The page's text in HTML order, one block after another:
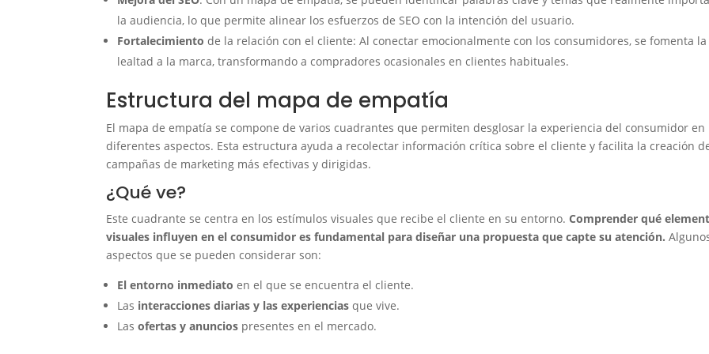
la audiencia, lo que permite alinear los esfuerzos de SEO con la intención del usuario.
Fortalecimiento de la relación con el cliente: Al conectar emocionalmente con los consumidores, se fomenta la
lealtad a la marca, transformando a compradores ocasionales en clientes habituales.
Estructura del mapa de empatía
El mapa de empatía se compone de varios cuadrantes que permiten desglosar la experiencia del consumidor en
diferentes aspectos. Esta estructura ayuda a recolectar información crítica sobre el cliente y facilita la creación
campañas de marketing más efectivas y dirigidas.
¿Qué ve?
Este cuadrante se centra en los estímulos visuales que recibe el cliente en su entorno.Comprender qué
visuales influyen en el consumidor es fundamental para diseñar una propuesta que capte su atención.
aspectos que se pueden considerar son:
El entorno inmediato en el que se encuentra el cliente.
Las interacciones diarias y las experiencias que vive.
Las ofertas y anuncios presentes en el mercado.